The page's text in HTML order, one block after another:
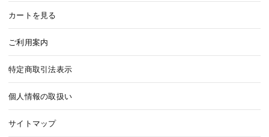
カートを見る
ご利用案内
特定商取引法表示
個人情報の取扱い
サイトマップ